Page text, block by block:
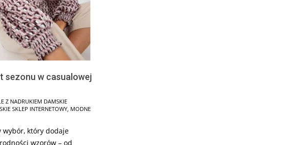
sezonu w casualowej
Z NADRUKIEM DAMSKIE
SKLEP INTERNETOWY MODNE
wybór, który dodaje
wzorów – od